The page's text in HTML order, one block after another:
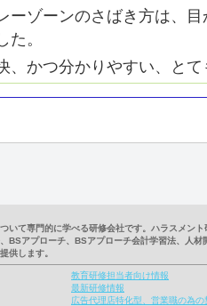
ーゾーンのさばき方は、
た。
、かつ分かりやすい、と
いて専門的に学べる研修会社です。ハラスメン
BSアプローチ、BSアプローチ会計学習法、人
供します。
教育研修担当者向け情報
最新研修情報
広告代理店特化型、営業職の為